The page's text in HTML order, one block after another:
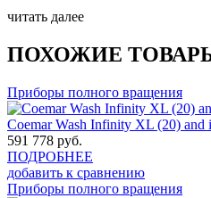
читать далее
ПОХОЖИЕ
Приборы полного вращения
Coemar Wash Infinity XL (20) and
591 778 руб.
ПОДРОБНЕЕ
добавить к сравнению
Приборы полного вращения